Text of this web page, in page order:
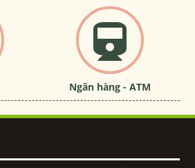
Ngân hàng - ATM